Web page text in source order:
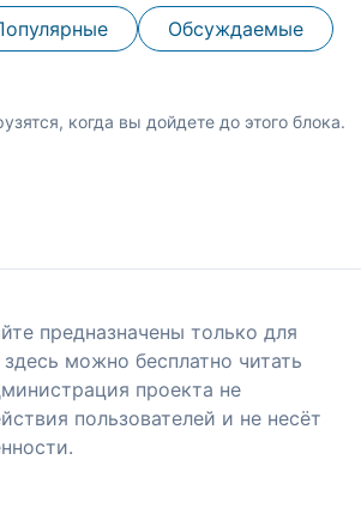
Обсуждаемые
когда вы дойдете до этого блока.
предназначены только для
можно бесплатно читать
проекта не
пользователей и не несёт